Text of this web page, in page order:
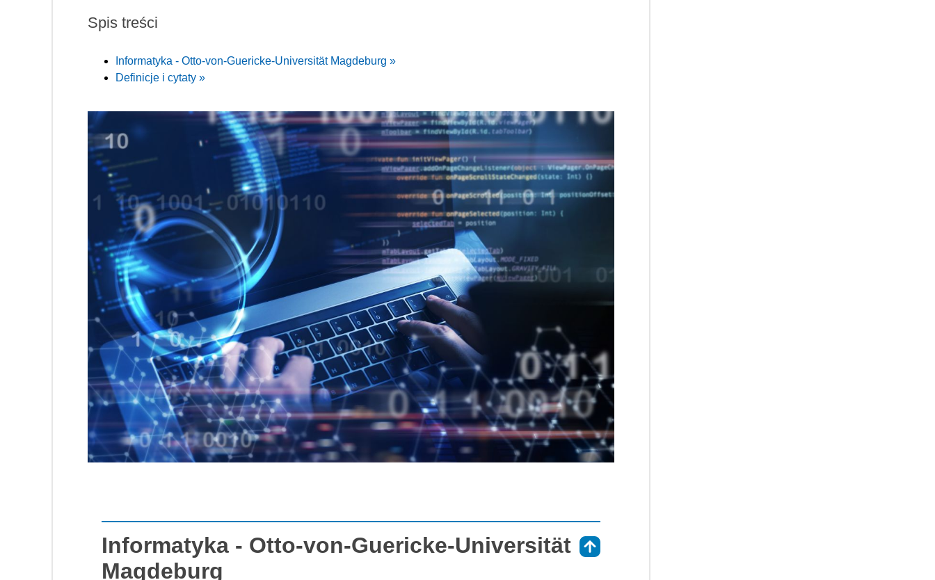
Spis treści
Informatyka - Otto-von-Guericke-Universität Magdeburg »
Definicje i cytaty »
Informatyka - Otto-von-Guericke-Universität
Magdeburg